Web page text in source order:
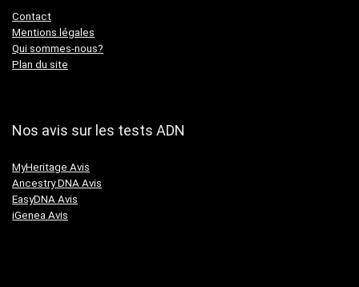
Contact
Mentions légales
Qui sommes-nous?
Plan du site
Nos avis sur les tests ADN
MyHeritage Avis
Ancestry DNA Avis
EasyDNA Avis
iGenea Avis